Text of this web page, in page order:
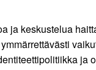
ja keskustelua
ja